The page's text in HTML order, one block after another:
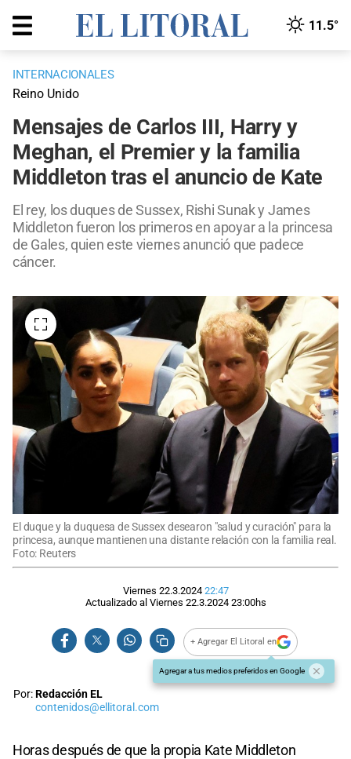
11.5°
INTERNACIONALES
Reino Unido
Mensajes de Carlos III, Harry y
Meghan, el Premier y la familia
Middleton tras el anuncio de Kate
El rey, los duques de Sussex, Rishi Sunak y James
Middleton fueron los primeros en apoyar a la princesa
de Gales, quien este viernes anunció que padece
cáncer.
El duque y la duquesa de Sussex desearon "salud y curación" para la
princesa, aunque mantienen una distante relación con la familia real.
Foto: Reuters
Viernes 22.3.2024 22:47
Actualizado al Viernes 22.3.2024 23:00hs
+ Agregar El Litoral en
Agregar a tus medios preferidos en Google
Por:Redacción EL
contenidos@ellitoral.com
Horas después de que la propia Kate Middleton